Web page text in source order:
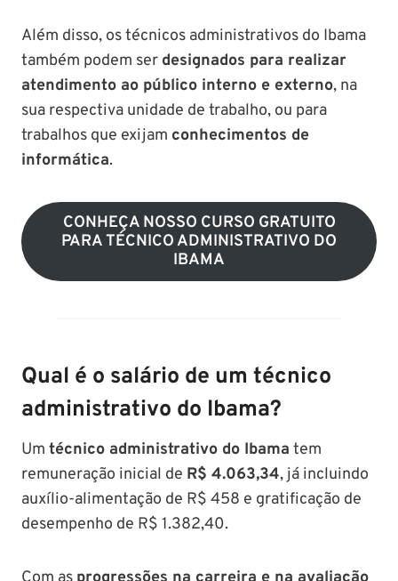
Além disso, os técnicos administrativos do Ibama
também podem ser designados para realizar
atendimento ao público interno e externo, na
sua respectiva unidade de trabalho, ou para
trabalhos que exijam conhecimentos de
informática.
CONHEÇA NOSSO CURSO GRATUITO
PARA TÉCNICO ADMINISTRATIVO DO
IBAMA
Qual é o salário de um técnico
administrativo do Ibama?
Um técnico administrativo do Ibama tem
remuneração inicial de R$ 4.063,34, já incluindo
auxílio-alimentação de R$ 458 e gratificação de
desempenho de R$ 1.382,40.